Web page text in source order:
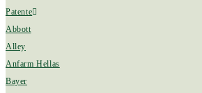
Patente
Abbott
Alley
Anfarm Hellas
Bayer